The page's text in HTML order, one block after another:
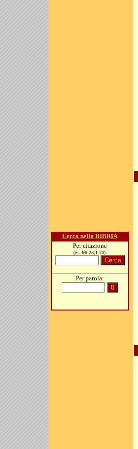
Cerca nella BIBBIA
Per citazione
(es. Mt 28,1-20):
Per parola: